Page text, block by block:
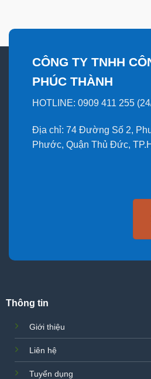
CÔNG TY TNHH
PHÚC THÀNH
HOTLINE: 0909 411 255
Địa chỉ: 74 Đường Số 2,
Phước, Quận Thủ Đức,
Thông tin
Giới thiệu
Liên hệ
Tuyển dụng